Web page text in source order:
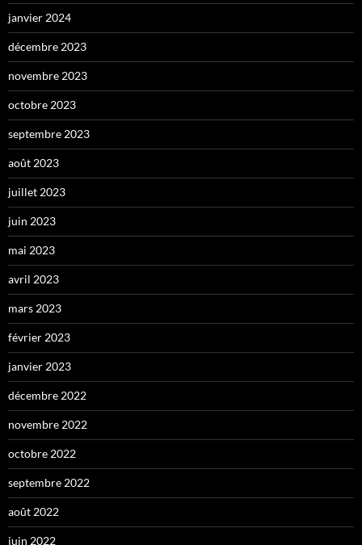
janvier 2024
décembre 2023
novembre 2023
octobre 2023
septembre 2023
août 2023
juillet 2023
juin 2023
mai 2023
avril 2023
mars 2023
février 2023
janvier 2023
décembre 2022
novembre 2022
octobre 2022
septembre 2022
août 2022
juin 2022